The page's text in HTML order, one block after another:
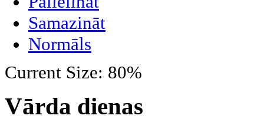
Samazināt
Normāls
Current Size: 80%
Vārda dienas